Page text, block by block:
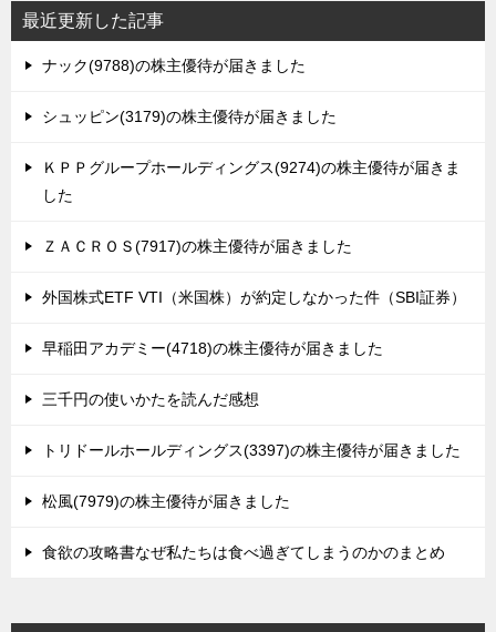
最近更新した記事
ナック(9788)の株主優待が届きました
シュッピン(3179)の株主優待が届きました
ＫＰＰグループホールディングス(9274)の株主優待が届きま
した
ＺＡＣＲＯＳ(7917)の株主優待が届きました
外国株式ETF VTI（米国株）が約定しなかった件（SBI証券）
早稲田アカデミー(4718)の株主優待が届きました
三千円の使いかたを読んだ感想
トリドールホールディングス(3397)の株主優待が届きました
松風(7979)の株主優待が届きました
食欲の攻略書なぜ私たちは食べ過ぎてしまうのかのまとめ